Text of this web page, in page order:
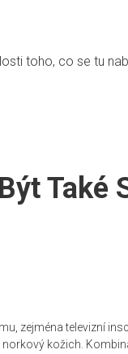
toho, co se tu
Také
zejména televizní
kožich.